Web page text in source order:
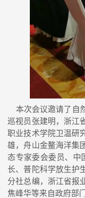
本次会议邀请了自
巡视员张建明，浙江
职业技术学院卫温研
雄，舟山金鳌海洋集
态专家委会委员、中
长、普陀科学放生护
分社总编，浙江省报
焦峰华等来自政府部